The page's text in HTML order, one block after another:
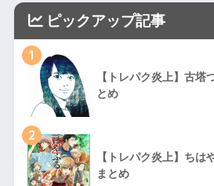
ピックアップ記事
1
【トレパク炎上】古塔
とめ
2
【トレパク炎上】ちは
まとめ